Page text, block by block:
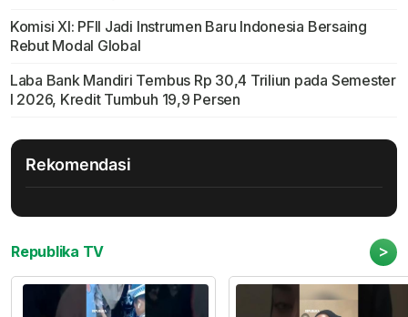
Komisi XI: PFII Jadi Instrumen Baru Indonesia Bersaing
Rebut Modal Global
Laba Bank Mandiri Tembus Rp 30,4 Triliun pada Semester
I 2026, Kredit Tumbuh 19,9 Persen
Rekomendasi
Republika TV >